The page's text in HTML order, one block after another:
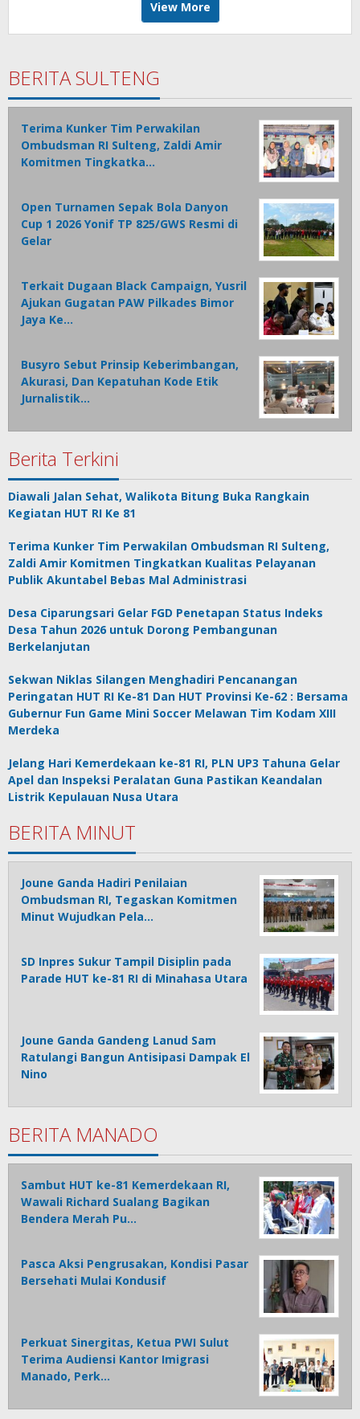
View More
BERITA SULTENG
Terima Kunker Tim Perwakilan
Ombudsman RI Sulteng, Zaldi Amir
Komitmen Tingkatka…
Open Turnamen Sepak Bola Danyon
Cup 1 2026 Yonif TP 825/GWS Resmi di
Gelar
Terkait Dugaan Black Campaign, Yusril
Ajukan Gugatan PAW Pilkades Bimor
Jaya Ke…
Busyro Sebut Prinsip Keberimbangan,
Akurasi, Dan Kepatuhan Kode Etik
Jurnalistik…
Berita Terkini
Diawali Jalan Sehat, Walikota Bitung Buka Rangkain
Kegiatan HUT RI Ke 81
Terima Kunker Tim Perwakilan Ombudsman RI Sulteng,
Zaldi Amir Komitmen Tingkatkan Kualitas Pelayanan
Publik Akuntabel Bebas Mal Administrasi
Desa Ciparungsari Gelar FGD Penetapan Status Indeks
Desa Tahun 2026 untuk Dorong Pembangunan
Berkelanjutan
Sekwan Niklas Silangen Menghadiri Pencanangan
Peringatan HUT RI Ke-81 Dan HUT Provinsi Ke-62 : Bersama
Gubernur Fun Game Mini Soccer Melawan Tim Kodam XIII
Merdeka
Jelang Hari Kemerdekaan ke-81 RI, PLN UP3 Tahuna Gelar
Apel dan Inspeksi Peralatan Guna Pastikan Keandalan
Listrik Kepulauan Nusa Utara
BERITA MINUT
Joune Ganda Hadiri Penilaian
Ombudsman RI, Tegaskan Komitmen
Minut Wujudkan Pela…
SD Inpres Sukur Tampil Disiplin pada
Parade HUT ke-81 RI di Minahasa Utara
Joune Ganda Gandeng Lanud Sam
Ratulangi Bangun Antisipasi Dampak El
Nino
BERITA MANADO
Sambut HUT ke-81 Kemerdekaan RI,
Wawali Richard Sualang Bagikan
Bendera Merah Pu…
Pasca Aksi Pengrusakan, Kondisi Pasar
Bersehati Mulai Kondusif
Perkuat Sinergitas, Ketua PWI Sulut
Terima Audiensi Kantor Imigrasi
Manado, Perk…